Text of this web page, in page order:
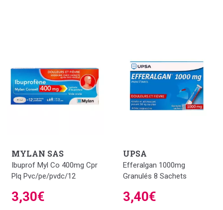
MYLAN SAS
Ibuprof Myl Co 400mg Cpr
Plq Pvc/pe/pvdc/12
3,30€
UPSA
Efferalgan 1000mg
Granulés 8 Sachets
3,40€